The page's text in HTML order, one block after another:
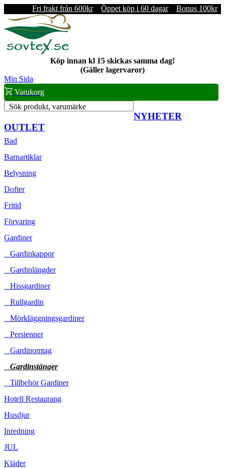
Fri frakt från 600kr Öppet köp i 60 dagar Bonus 100kr
Köp innan kl 15 skickas samma dag!
(Gäller lagervaror)
Min Sida
Varukorg
Sök produkt, varumärke
NYHETER
OUTLET
Bad
Barnartiklar
Belysning
Dofter
Fritid
Förvaring
Gardiner
Gardinkappor
Gardinlängder
Hissgardiner
Rullgardin
Mörkläggningsgardiner
Persienner
Gardinomtag
Gardinstänger
Tillbehör Gardiner
Hotell Restaurang
Husdjur
Inredning
JUL
Kläder